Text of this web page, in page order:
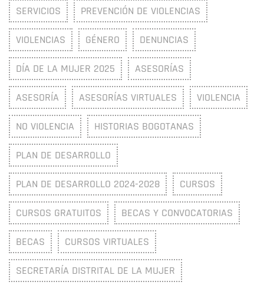
SERVICIOS PREVENCIÓN DE VIOLENCIAS
VIOLENCIAS GÉNERO DENUNCIAS
DÍA DE LA MUJER 2025 ASESORÍAS
ASESORÍA ASESORÍAS VIRTUALES VIOLENCIA
NO VIOLENCIA HISTORIAS BOGOTANAS
PLAN DE DESARROLLO
PLAN DE DESARROLLO 2024-2028 CURSOS
CURSOS GRATUITOS BECAS Y CONVOCATORIAS
BECAS CURSOS VIRTUALES
SECRETARÍA DISTRITAL DE LA MUJER